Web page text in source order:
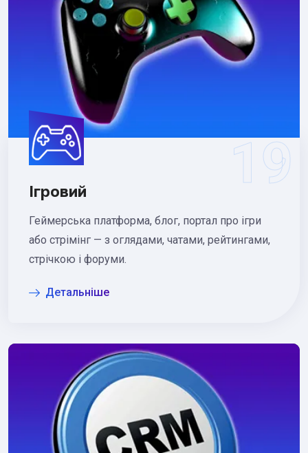
Ігровий
Геймерська платформа, блог, портал про ігри
або стрімінг — з оглядами, чатами, рейтингами,
стрічкою і форуми.
Детальніше